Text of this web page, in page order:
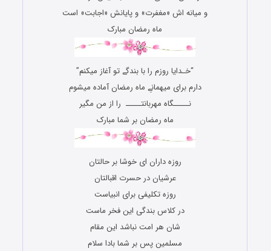
و میانه ‏اش «مغفرت» و پایانش «اجابت» است
ماه رمضان مبارک
“خـدایا روزم را با بندگے تو آغاز میکنم”
دارم برای میهمانےِ ماه رمضان آماده میشوم
نـــــگاه مهربانتـــــ را از من مگیر
ماه رمضان بر شما مبارک
روزه داران ای خوشا بر حالتان
عرشیان در حسرت اقبالتان
روزه تکلیفی برای انبیاست
در کلاس بندگی این فخر ماست
شان هر امت نباشد این مقام
مسلمین پس بر شما بادا سلام